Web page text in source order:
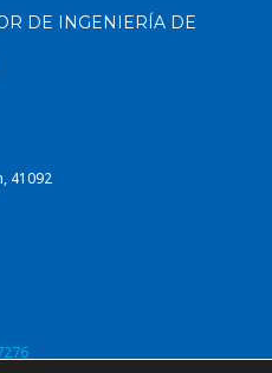
DE INGENIERÍA DE
41092